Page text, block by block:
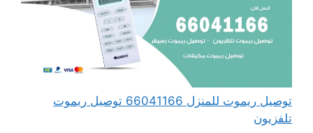
توصيل ريموت للمنزل 66041166 توصيل ريموت
تلفزيون